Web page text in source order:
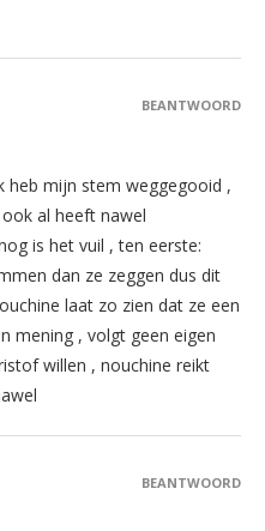
heb mijn stem weggegooid ,
al heeft nawel
is het vuil , ten eerste:
dan ze zeggen dus dit
laat zo zien dat ze een
mening , volgt geen eigen
willen , nouchine reikt
BEANTWOORD
BEANTWOORD